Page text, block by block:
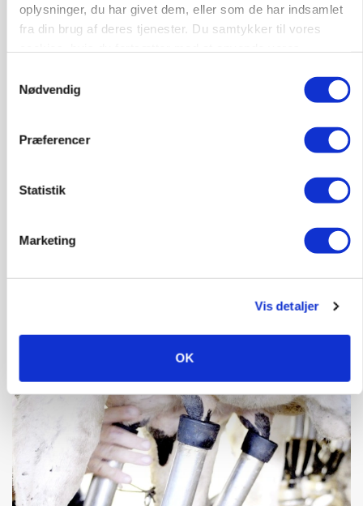
oplysninger, du har givet dem, eller som de har indsamlet
fra din brug af deres tjenester. Du samtykker til vores
Nødvendig
Præferencer
Statistik
Marketing
Vis detaljer
OK
store besparelser
Loading...